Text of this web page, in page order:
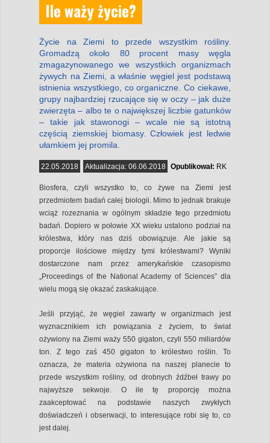
Ile waży życie?
Życie na Ziemi to przede wszystkim rośliny.
Gromadzą około 80 procent masy węgla
zmagazynowanego we wszystkich organizmach
żywych na Ziemi, a właśnie węgiel jest podstawą
istnienia wszystkiego, co organiczne. Co ciekawe,
grupy najbardziej rzucające się w oczy – jak duże
zwierzęta – albo te o największej liczbie gatunków
– takie jak stawonogi – wcale nie są istotną
częścią ziemskiej biomasy. Człowiek jest ledwie
ułamkiem jej promila.
22.05.2018 Aktualizacja: 06.06.2018 Opublikował: RK
Biosfera, czyli wszystko to, co żywe na Ziemi jest
przedmiotem badań całej biologii. Mimo to jednak brakuje
wciąż rozeznania w ogólnym składzie tego przedmiotu
badań. Dopiero w połowie XX wieku ustalono podział na
królestwa, który nas dziś obowiązuje. Ale jakie są
proporcje ilościowe między tymi królestwami? Wyniki
dostarczone nam przez amerykańskie czasopismo
„Proceedings of the National Academy of Sciences” dla
wielu mogą się okazać zaskakujące.
Jeśli przyjąć, że węgiel zawarty w organizmach jest
wyznacznikiem ich powiązania z życiem, to świat
ożywiony na Ziemi waży 550 gigaton, czyli 550 miliardów
ton. Z tego zaś 450 gigaton to królestwo roślin. To
oznacza, że materia ożywiona na naszej planecie to
przede wszystkim rośliny, od drobnych źdźbeł trawy po
najwyższe sekwoje. O ile tę proporcję można
zaakceptować na podstawie naszych zwykłych
doświadczeń i obserwacji, to interesujące robi się to, co
jest dalej.